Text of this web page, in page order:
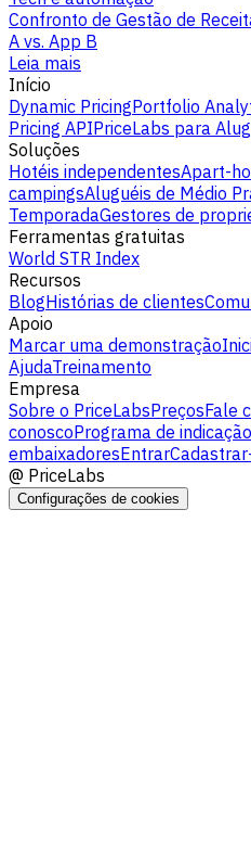
Confronto de Gestão de
A vs. App B
Leia mais
Início
Dynamic PricingPortfolio
Pricing APIPriceLabs para
Soluções
Hotéis independentesApart-
campingsAluguéis de Médio
TemporadaGestores de
Ferramentas gratuitas
World STR Index
Recursos
BlogHistórias de clientes
Apoio
Marcar uma demonstração
AjudaTreinamento
Empresa
Sobre o PriceLabsPreçosFale
conoscoPrograma de indicação
embaixadoresEntrar
@ PriceLabs
Configurações de cookies